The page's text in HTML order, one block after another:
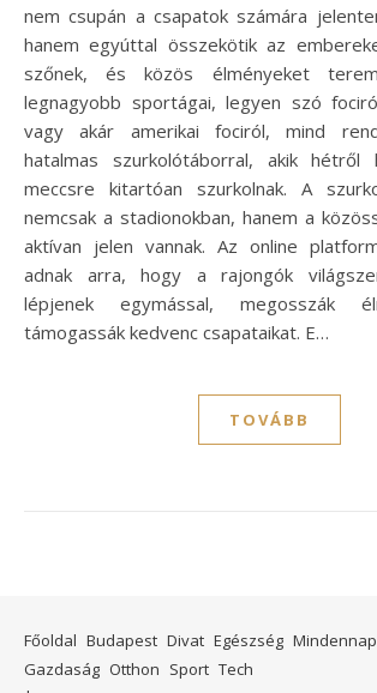
nem csupán a csapatok számára
hanem egyúttal összekötik az
szőnek, és közös élményeket
legnagyobb sportágai, legyen szó
vagy akár amerikai fociról, mind
hatalmas szurkolótáborral, akik hétről
meccsre kitartóan szurkolnak. A
nemcsak a stadionokban, hanem a
aktívan jelen vannak. Az online
adnak arra, hogy a rajongók
lépjenek egymással, megosszák
támogassák kedvenc csapataikat. E…
TOVÁBB
Főoldal Budapest Divat Egészség
Gazdaság Otthon Sport Tech